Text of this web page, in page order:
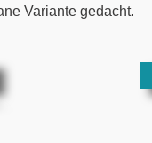
Variante gedacht.